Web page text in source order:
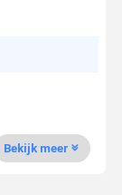
Bekijk meer